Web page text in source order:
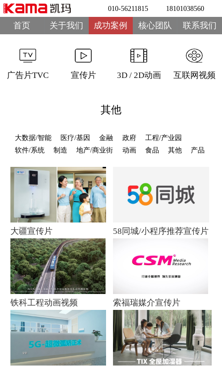
010-56211815 18101038560
首页 关于我们 成功案例 核心团队 联系我们
广告片TVC 宣传片 3D / 2D动画 互联网视频
其他
大数据/智能 医疗/基因 金融 政府
工程/产业园
软件/系统
制造 地产/商业街 动画 食品 其他 产品
大疆宣传片 58同城/小程序推荐宣传片
铁科工程动画视频 索福瑞媒介宣传片